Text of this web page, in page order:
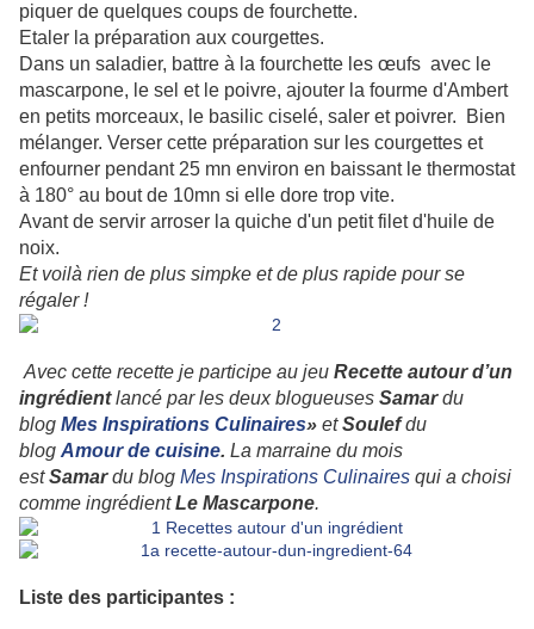
piquer de quelques coups de fourchette.
Etaler la préparation aux courgettes.
Dans un saladier, battre à la fourchette les œufs avec le
mascarpone, le sel et le poivre, ajouter la fourme d'Ambert
en petits morceaux, le basilic ciselé, saler et poivrer. Bien
mélanger. Verser cette préparation sur les courgettes et
enfourner pendant 25 mn environ en baissant le thermostat
à 180° au bout de 10mn si elle dore trop vite.
Avant de servir arroser la quiche d'un petit filet d'huile de
noix.
Et voilà rien de plus simpke et de plus rapide pour se
régaler !
Avec cette recette je participe au jeu Recette autour d’un
ingrédientlancé par les deux blogueuses Samardu
blog Mes Inspirations Culinaires» etSoulefdu
blog Amour de cuisine. La marraine du mois
estSamardu blog Mes Inspirations Culinaires qui a choisi
comme ingrédientLe Mascarpone.
Liste des participantes :